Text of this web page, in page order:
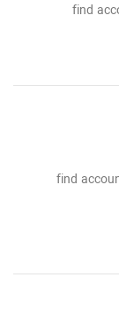
find
find